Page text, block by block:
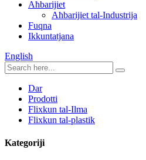
Aħbarijiet
Aħbarijiet tal-Industrija
Fuqna
Ikkuntatjana
English
Dar
Prodotti
Flixkun tal-Ilma
Flixkun tal-plastik
Kategoriji